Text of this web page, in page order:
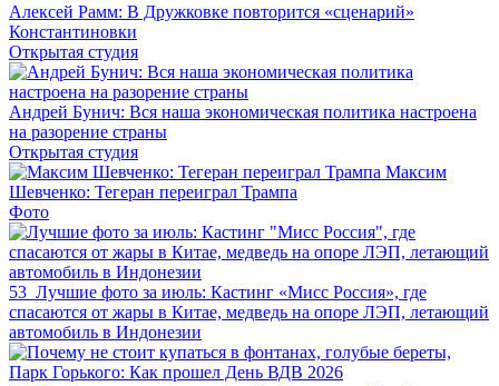
Алексей Рамм: В Дружковке повторится «сценарий»
Константиновки
Открытая студия
Андрей Бунич: Вся наша экономическая политика настроена
на разорение страны
Открытая студия
Максим
Шевченко: Тегеран переиграл Трампа
Фото
53 Лучшие фото за июль: Кастинг «Мисс Россия», где
спасаются от жары в Китае, медведь на опоре ЛЭП, летающий
автомобиль в Индонезии